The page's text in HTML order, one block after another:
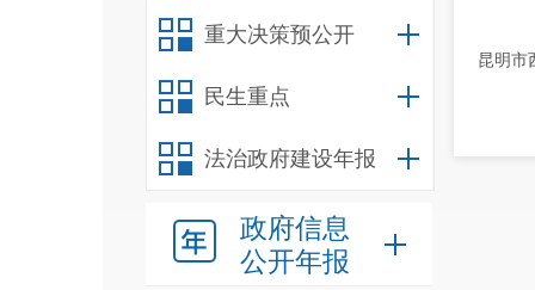
重大决策预公开
民生重点
法治政府建设年报
政府信息
公开年报
昆明市